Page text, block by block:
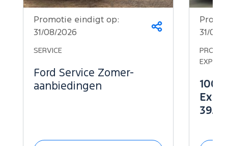
Deel
Promotie eindigt op:
31/08/2026
SERVICE
Ford Service Zomer-
aanbiedingen
31/08/